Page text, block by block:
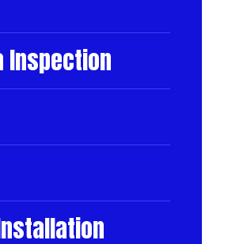
Inspection